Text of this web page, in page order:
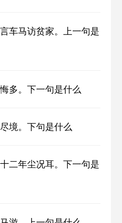
车马访贫家。上一句是
多。下一句是什么
境。下句是什么
二年尘况耳。下一句是